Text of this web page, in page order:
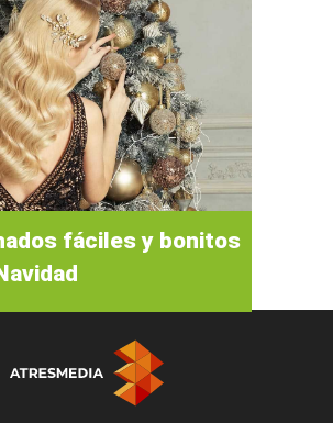
fáciles y bonitos